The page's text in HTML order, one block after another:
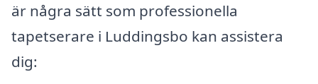
är några sätt som professionella
tapetserare i Luddingsbo kan assistera
dig: